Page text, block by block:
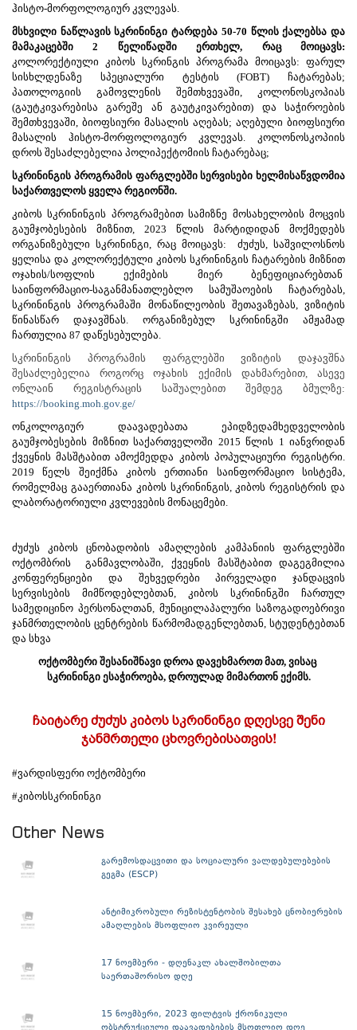
ჰისტო-მორფოლოგიურ კვლევას.
მსხვილი ნაწლავის სკრინინგი ტარდება 50-70 წლის ქალებსა და
მამაკაცებში 2 წელიწადში ერთხელ, რაც მოიცავს:
კოლორექტიული კიბოს სკრინგის პროგრამა მოიცავს: ფარულ
სისხლდენაზე სპეციალური ტესტის (FOBT) ჩატარებას;
პათოლოგიის გამოვლენის შემთხვევაში, კოლონოსკოპიას
(გაუტკივარებისა გარეშე ან გაუტკივარებით) და საჭიროების
შემთხვევაში, ბიოფსიური მასალის აღებას; აღებული ბიოფსიური
მასალის ჰისტო-მორფოლოგიურ კვლევას. კოლონოსკოპიის
დროს შესაძლებელია პოლიპექტომიის ჩატარებაც;
სკრინინგის პროგრამის ფარგლებში სერვისები ხელმისაწვდომია
საქართველოს ყველა რეგიონში.
კიბოს სკრინინგის პროგრამებით სამიზნე მოსახელობის მოცვის
გაუმჯობესების მიზნით, 2023 წლის მარტიდიდან მოქმედებს
ორგანიზებული სკრინინგი, რაც მოიცავს:
ძუძუს, საშვილოსნოს
ყელისა და კოლორექტული კიბოს სკრინინგის ჩატარების მიზნით
ოჯახის/სოფლის ექიმების მიერ ბენეფიციარებთან
საინფორმაციო-საგანმანათლებლო სამუშაოების ჩატარებას,
სკრინინგის პროგრამაში მონაწილეობის შეთავაზებას, ვიზიტის
წინასწარ დაჯავშნას. ორგანიზებულ სკრინინგში ამჟამად
ჩართულია 87 დაწესებულება.
სკრინინგის პროგრამის ფარგლებში ვიზიტის დაჯავშნა
შესაძლებელია როგორც ოჯახის ექიმის დახმარებით, ასევე
ონლაინ რეგისტრაცის საშუალებით შემდეგ ბმულზე:
https://booking.moh.gov.ge/
ონკოლოგიურ დაავადებათა ეპიდზედამხედველობის
გაუმჯობესების მიზნით საქართველოში 2015 წლის 1 იანვრიდან
ქვეყნის მასშტაბით ამოქმედდა კიბოს პოპულაციური რეგისტრი.
2019 წელს შეიქმნა კიბოს ერთიანი საინფორმაციო სისტემა,
რომელმაც გააერთიანა კიბოს სკრინინგის, კიბოს რეგისტრის და
ლაბორატორიული კვლევების მონაცემები.
ძუძუს კიბოს ცნობადობის ამაღლების კამპანიის ფარგლებში
ოქტომბრის
განმავლობაში, ქვეყნის მასშტაბით დაგეგმილია
კონფერენციები და შეხვედრები პირველადი ჯანდაცვის
სერვისების მიმწოდებლებთან, კიბოს სკრინინგში ჩართულ
სამედიცინო პერსონალთან, მუნიცილაპალური საზოგადოებრივი
ჯანმრთელობის ცენტრების წარმომადგენლებთან, სტუდენტებთან
და სხვა
ოქტომბერი შესანიშნავი დროა დავეხმაროთ მათ, ვისაც
სკრინინგი ესაჭიროება, დროულად მიმართონ ექიმს.
ჩაიტარე ძუძუს კიბოს სკრინინგი დღესვე შენი
ჯანმრთელი ცხოვრებისათვის!
#ვარდისფერი ოქტომბერი
#კიბოსსკრინინგი
Other News
გარემოსდაცვითი და სოციალური ვალდებულებების
გეგმა (ESCP)
ანტიმიკრობული რეზისტენტობის შესახებ ცნობიერების
ამაღლების მსოფლიო კვირეული
17 ნოემბერი - დღენაკლ ახალშობილთა
საერთაშორისო დღე
15 ნოემბერი, 2023 ფილტვის ქრონიკული
ობსტრუქციული დაავადებების მსოფლიო დღე